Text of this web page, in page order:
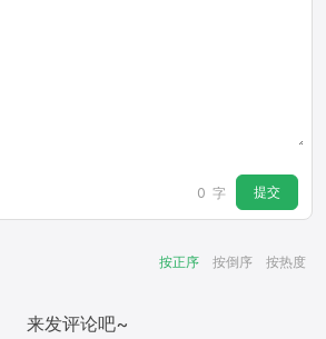
0 字 提交
按正序 按倒序 按热度
来发评论吧~